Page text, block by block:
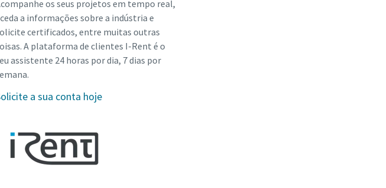
os seus projetos em tempo real,
a informações sobre a indústria e
certificados, entre muitas outras
A plataforma de clientes I-Rent é o
assistente 24 horas por dia, 7 dias por
a sua conta hoje